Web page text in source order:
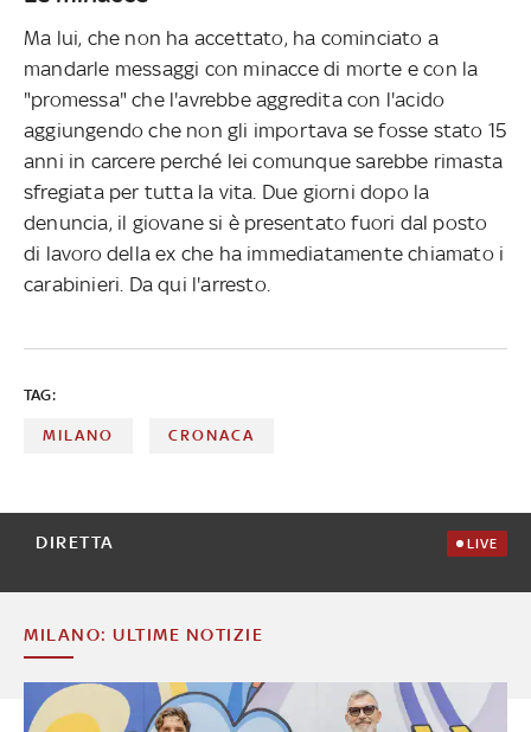
Ma lui, che non ha accettato, ha cominciato a
mandarle messaggi con minacce di morte e con la
"promessa" che l'avrebbe aggredita con l'acido
aggiungendo che non gli importava se fosse stato 15
anni in carcere perché lei comunque sarebbe rimasta
sfregiata per tutta la vita. Due giorni dopo la
denuncia, il giovane si è presentato fuori dal posto
di lavoro della ex che ha immediatamente chiamato i
carabinieri. Da qui l'arresto.
TAG:
MILANO CRONACA
DIRETTA LIVE
MILANO: ULTIME NOTIZIE